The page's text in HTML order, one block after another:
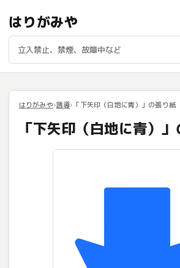
はりがみや
はりがみや 誘導 「下矢印（白地に青）」の張り紙
「下矢印（白地に青）